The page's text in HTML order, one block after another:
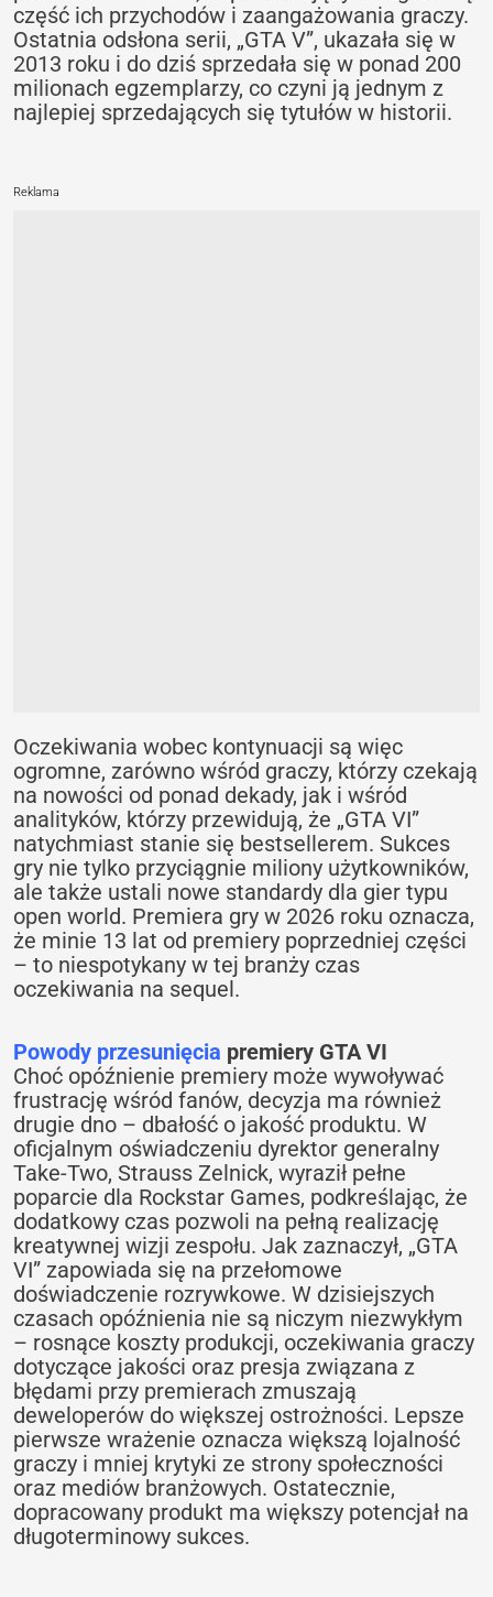
część ich przychodów i zaangażowania graczy.
Ostatnia odsłona serii, „GTA V”, ukazała się w
2013 roku i do dziś sprzedała się w ponad 200
milionach egzemplarzy, co czyni ją jednym z
najlepiej sprzedających się tytułów w historii.
Reklama
Oczekiwania wobec kontynuacji są więc
ogromne, zarówno wśród graczy, którzy czekają
na nowości od ponad dekady, jak i wśród
analityków, którzy przewidują, że „GTA VI”
natychmiast stanie się bestsellerem. Sukces
gry nie tylko przyciągnie miliony użytkowników,
ale także ustali nowe standardy dla gier typu
open world. Premiera gry w 2026 roku oznacza,
że minie 13 lat od premiery poprzedniej części
– to niespotykany w tej branży czas
oczekiwania na sequel.
Powody przesunięcia premiery GTA VI
Choć opóźnienie premiery może wywoływać
frustrację wśród fanów, decyzja ma również
drugie dno – dbałość o jakość produktu. W
oficjalnym oświadczeniu dyrektor generalny
Take-Two, Strauss Zelnick, wyraził pełne
poparcie dla Rockstar Games, podkreślając, że
dodatkowy czas pozwoli na pełną realizację
kreatywnej wizji zespołu. Jak zaznaczył, „GTA
VI” zapowiada się na przełomowe
doświadczenie rozrywkowe. W dzisiejszych
czasach opóźnienia nie są niczym niezwykłym
– rosnące koszty produkcji, oczekiwania graczy
dotyczące jakości oraz presja związana z
błędami przy premierach zmuszają
deweloperów do większej ostrożności. Lepsze
pierwsze wrażenie oznacza większą lojalność
graczy i mniej krytyki ze strony społeczności
oraz mediów branżowych. Ostatecznie,
dopracowany produkt ma większy potencjał na
długoterminowy sukces.